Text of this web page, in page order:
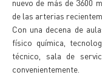
nuevo de más de 3600
de las arterias
Con una decena de
físico química,
técnico, sala de
convenientemente.